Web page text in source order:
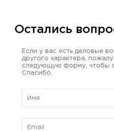
Остались
Если у вас есть деловые
другого характера,
следующую форму, чтобы
Спасибо.